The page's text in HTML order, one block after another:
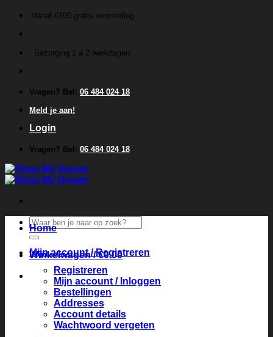
inhoud
Vanaf €100 gratis verzending
Bezorging 1 á 2 werkdagen
Vragen? Bel: 06 484 024 18
Meld je aan!
Login
Vragen? Bel: 06 484 024 18
Zoeken
naar:
Winkelwagen /€0.00
Home
Mijn account / Registreren
Registreren
Mijn account / Inloggen
Bestellingen
Addresses
Account details
Wachtwoord vergeten